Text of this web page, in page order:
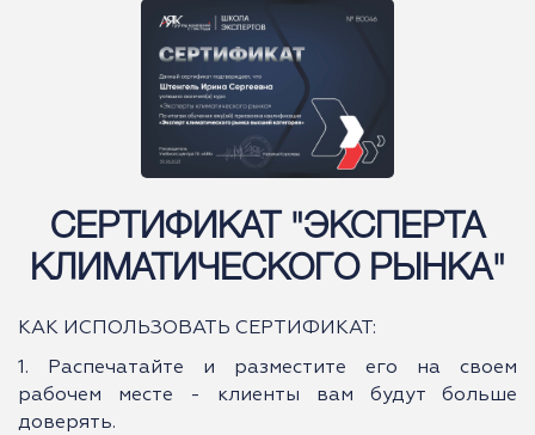
СЕРТИФИКАТ "ЭКСПЕРТА
КЛИМАТИЧЕСКОГО РЫНКА"
КАК ИСПОЛЬЗОВАТЬ СЕРТИФИКАТ:
1. Распечатайте и разместите его на своем
рабочем месте - клиенты вам будут больше
доверять.